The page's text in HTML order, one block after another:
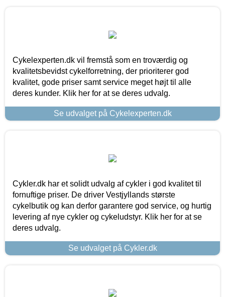
Cykelexperten.dk vil fremstå som en troværdig og
kvalitetsbevidst cykelforretning, der prioriterer god
kvalitet, gode priser samt service meget højt til alle
deres kunder. Klik her for at se deres udvalg.
Se udvalget på Cykelexperten.dk
Cykler.dk har et solidt udvalg af cykler i god kvalitet til
fornuftige priser. De driver Vestjyllands største
cykelbutik og kan derfor garantere god service, og hurtig
levering af nye cykler og cykeludstyr. Klik her for at se
deres udvalg.
Se udvalget på Cykler.dk